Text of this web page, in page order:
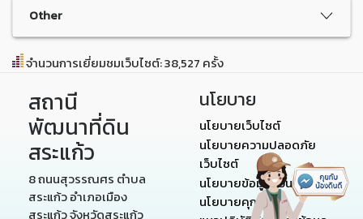
Other
จำนวนการเยี่ยมชมเว็บไซต์: 38,527 ครั้ง
สถานี
พัฒนาที่ดิน
สระแก้ว
8 ถนนสุวรรณศร ตำบล
สระแก้ว อำเภอเมือง
สระแก้ว จังหวัดสระแก้ว
นโยบาย
นโยบายเว็บไซต์
นโยบายความปลอดภัย
เว็บไซต์
นโยบายข้อมูลส่วนบุคคล
นโยบายคุกกี้